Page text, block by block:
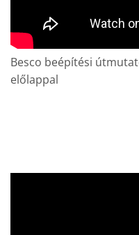
Besco beépítési
előlappal